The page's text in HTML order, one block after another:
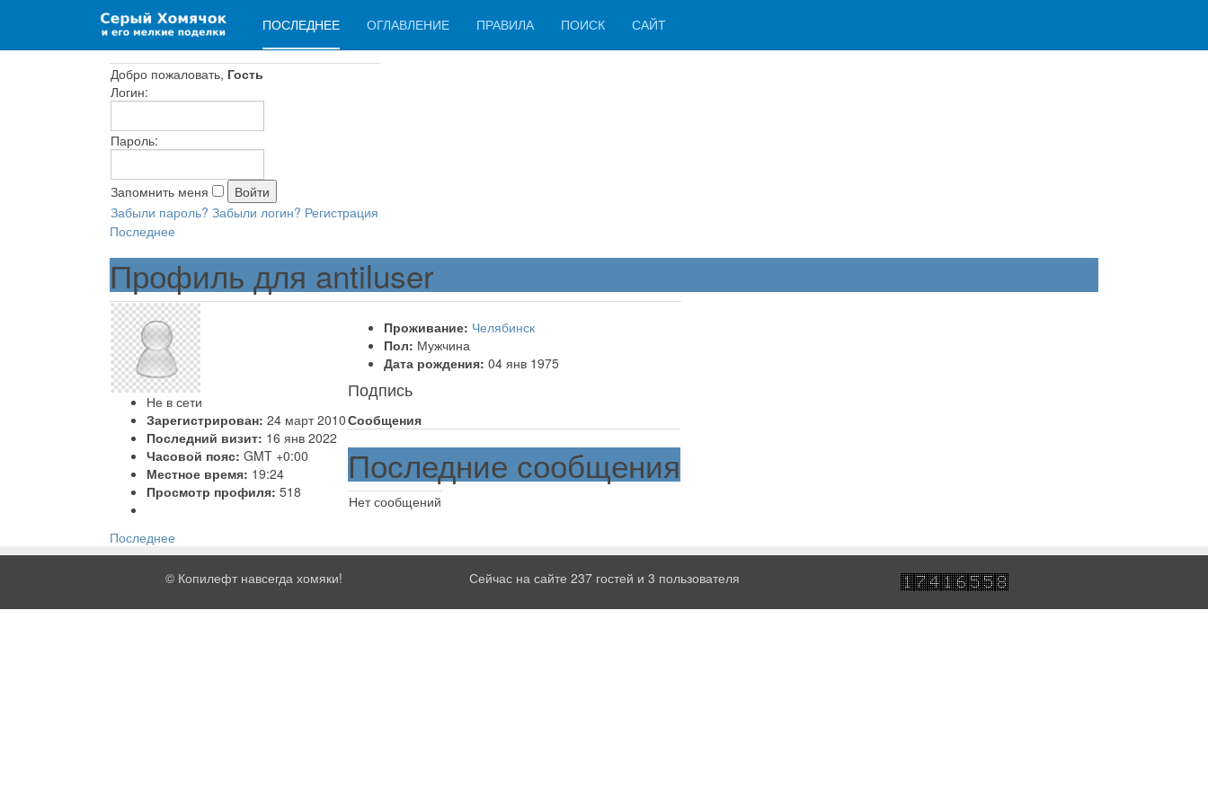
ПОСЛЕДНЕЕ ОГЛАВЛЕНИЕ ПРАВИЛА ПОИСК САЙТ
Добро пожаловать, Гость
Логин:
Пароль:
Запомнить меня
Забыли пароль? Забыли логин? Регистрация
Последнее
Профиль для antiluser
Не в сети
Зарегистрирован: 24 март 2010
Последний визит: 16 янв 2022
Часовой пояс: GMT +0:00
Местное время: 19:24
Просмотр профиля: 518
Проживание: Челябинск
Пол: Мужчина
Дата рождения: 04 янв 1975
Подпись
Сообщения
Последние сообщения
Нет сообщений
Последнее
© Копилефт навсегда хомяки! Сейчас на сайте 237 гостей и 3 пользователя